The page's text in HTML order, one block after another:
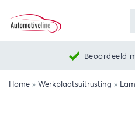
Beoordeeld
Home » Werkplaatsuitrusting »